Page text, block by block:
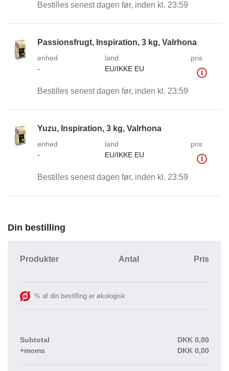
Bestilles senest dagen før, inden kl. 23:59
Passionsfrugt, Inspiration, 3 kg, Valrhona
enhed
-
land
EU/IKKE EU
pris
i
Bestilles senest dagen før, inden kl. 23:59
Yuzu, Inspiration, 3 kg, Valrhona
enhed
-
land
EU/IKKE EU
pris
i
Bestilles senest dagen før, inden kl. 23:59
Din bestilling
Produkter Antal Pris
% af din bestilling er økologisk
Subtotal DKK 0,00
+moms
DKK 0,00